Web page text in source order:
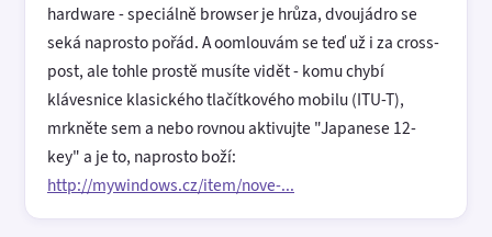
hardware - speciálně browser je hrůza, dvoujádro se
seká naprosto pořád. A oomlouvám se teď už i za cross-
post, ale tohle prostě musíte vidět - komu chybí
klávesnice klasického tlačítkového mobilu (ITU-T),
mrkněte sem a nebo rovnou aktivujte "Japanese 12-
key" a je to, naprosto boží:
http://mywindows.cz/item/nove-...